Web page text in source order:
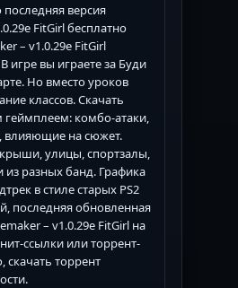
версия
FitGirl бесплатно
– v1.0.29e FitGirl
игре вы играете за Буди
Но вместо уроков
классов. Скачать
геймплеем: комбо-атаки,
влияющие на сюжет.
улицы, спортзалы,
разных банд. Графика
в стиле старых PS2
последняя обновленная
– v1.0.29e FitGirl на
ссылки или торрент-
скачать торрент